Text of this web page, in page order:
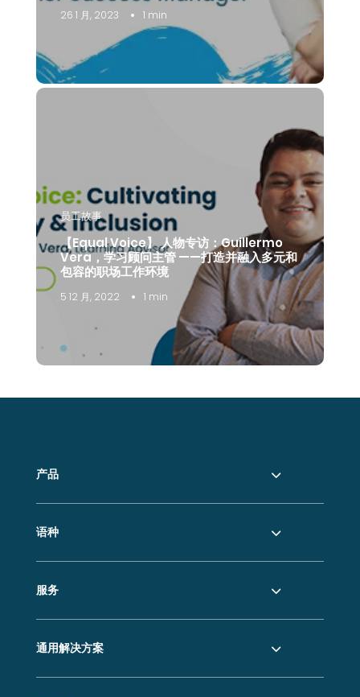
26 1 月, 2023 1 min
员工故事
【Equal Voice】 人物专访：Guillermo
Vera，学习顾问主管 ——打造并融入多元和
包容的职场工作环境
5 12 月, 2022 1 min
产品
语种
服务
通用解决方案